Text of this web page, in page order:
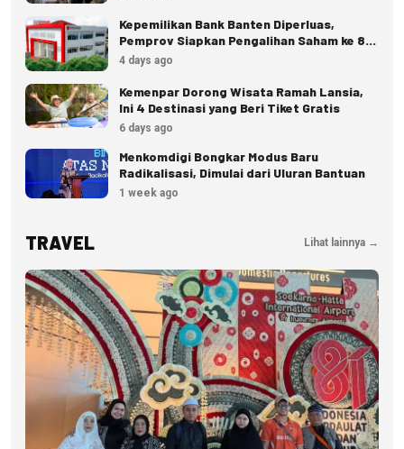
Kepemilikan Bank Banten Diperluas,
Pemprov Siapkan Pengalihan Saham ke 8
Pemda
4 days ago
Kemenpar Dorong Wisata Ramah Lansia,
Ini 4 Destinasi yang Beri Tiket Gratis
6 days ago
Menkomdigi Bongkar Modus Baru
Radikalisasi, Dimulai dari Uluran Bantuan
1 week ago
TRAVEL Lihat lainnya →